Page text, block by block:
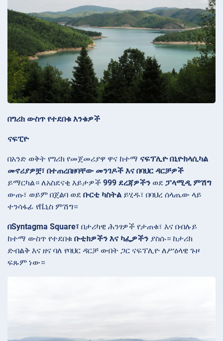
በግሪክ ውስጥ የተደበቁ እንቁዎች
ናፍፒዮ
በአንድ ወቅት የግሪክ የመጀመሪያዋ ዋና ከተማ ናፍፕሊዮ በኒዮክላሲካል
መኖሪያዎቿ፣ በተጠረበዘባቸው መንገዶች እና በባህር ዳርቻዎች
ይማርካል። ለአስደናቂ እይታዎች 999 ደረጃዎችን ወደ ፓላሚዲ ምሽግ
ውጡ፣ ወይም በጀልባ ወደ ቡርቲ ካስትል ይሂዱ፣ በባህረ ሰላጤው ላይ
ተንሳፋፊ የቬኒስ ምሽግ።
በSyntagma Square፣ በታሪካዊ ሕንፃዎች የታጠቁ፣ እና በብሉይ
ከተማ ውስጥ የተደበቁ ቡቲክዎችን እና ካፌዎችን ያስሱ። ከታሪክ
ድብልቅ እና ዘና ባለ የባህር ዳርቻ ውበት ጋር ናፍፕሊዮ ለሥዕላዊ ጉዞ
ፍጹም ነው።